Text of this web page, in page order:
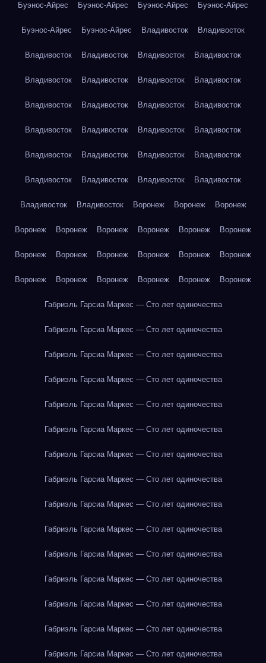
Буэнос-Айрес Буэнос-Айрес Буэнос-Айрес Буэнос-Айрес
Буэнос-Айрес Буэнос-Айрес Владивосток Владивосток
Владивосток Владивосток Владивосток Владивосток
Владивосток Владивосток Владивосток Владивосток
Владивосток Владивосток Владивосток Владивосток
Владивосток Владивосток Владивосток Владивосток
Владивосток Владивосток Владивосток Владивосток
Владивосток Владивосток Владивосток Владивосток
Владивосток Владивосток Воронеж Воронеж Воронеж
Воронеж Воронеж Воронеж Воронеж Воронеж Воронеж
Воронеж Воронеж Воронеж Воронеж Воронеж Воронеж
Воронеж Воронеж Воронеж Воронеж Воронеж Воронеж
Габриэль Гарсиа Маркес — Сто лет одиночества
Габриэль Гарсиа Маркес — Сто лет одиночества
Габриэль Гарсиа Маркес — Сто лет одиночества
Габриэль Гарсиа Маркес — Сто лет одиночества
Габриэль Гарсиа Маркес — Сто лет одиночества
Габриэль Гарсиа Маркес — Сто лет одиночества
Габриэль Гарсиа Маркес — Сто лет одиночества
Габриэль Гарсиа Маркес — Сто лет одиночества
Габриэль Гарсиа Маркес — Сто лет одиночества
Габриэль Гарсиа Маркес — Сто лет одиночества
Габриэль Гарсиа Маркес — Сто лет одиночества
Габриэль Гарсиа Маркес — Сто лет одиночества
Габриэль Гарсиа Маркес — Сто лет одиночества
Габриэль Гарсиа Маркес — Сто лет одиночества
Габриэль Гарсиа Маркес — Сто лет одиночества